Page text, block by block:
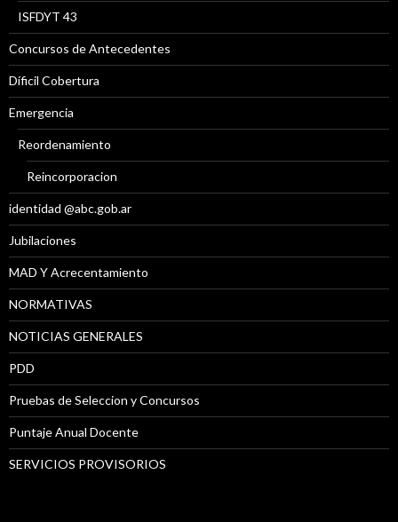
ISFDYT 43
Concursos de Antecedentes
Díficil Cobertura
Emergencia
Reordenamiento
Reincorporacion
identidad @abc.gob.ar
Jubilaciones
MAD Y Acrecentamiento
NORMATIVAS
NOTICIAS GENERALES
PDD
Pruebas de Seleccion y Concursos
Puntaje Anual Docente
SERVICIOS PROVISORIOS